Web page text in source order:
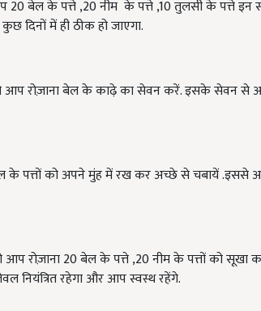
बेल के पत्ते ,20 नीम के पत्ते ,10 तुलसी के पत्ते इन
दिनों में ही ठीक हो जाएगा.
आप रोज़ाना बेल के काढ़े का सेवन करें. इसके सेवन से
के पत्तों को अपने मुंह में रख कर अच्छे से चबायें
रोज़ाना 20 बेल के पत्ते ,20 नीम के पत्तों को सूखा
रहेगा और आप स्वस्थ रहेंगे.